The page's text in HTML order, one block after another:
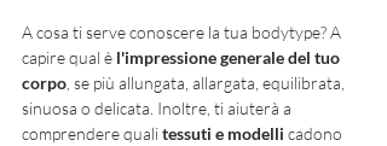
A cosa ti serve conoscere la tua bodytype? A
capire qual è l'impressione generale del tuo
corpo , se più allungata, allargata, equilibrata,
sinuosa o delicata. Inoltre, ti aiuterà a
comprendere quali tessuti e modelli cadono